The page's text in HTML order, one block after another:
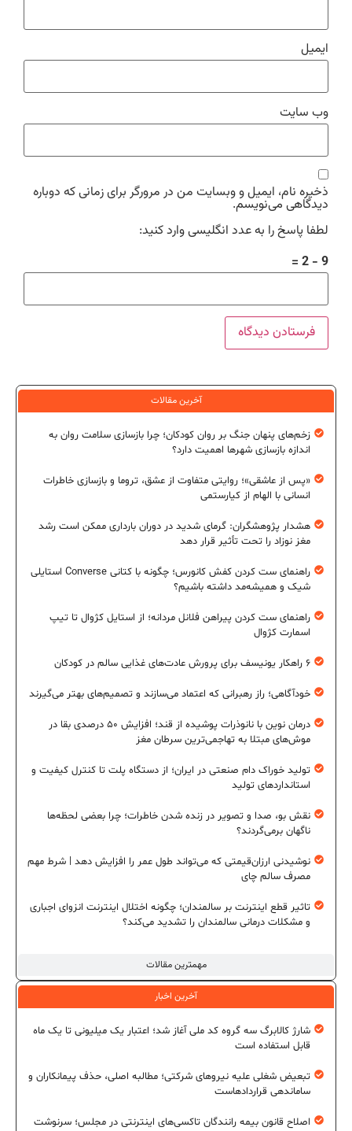
ایمیل
وب‌ سایت
ذخیره نام، ایمیل و وبسایت من در مرورگر برای زمانی که دوباره
دیدگاهی می‌نویسم.
لطفا پاسخ را به عدد انگلیسی وارد کنید:
9 − 2 =
آخرین مقالات
مهمترین مقالات
زخم‌های پنهان جنگ بر روان کودکان؛ چرا بازسازی سلامت روان به
اندازه بازسازی شهرها اهمیت دارد؟
«پس از عاشقی»؛ روایتی متفاوت از عشق، تروما و بازسازی خاطرات
انسانی با الهام از کیارستمی
هشدار پژوهشگران: گرمای شدید در دوران بارداری ممکن است رشد
مغز نوزاد را تحت تأثیر قرار دهد
راهنمای ست کردن کفش کانورس؛ چگونه با کتانی Converse استایلی
شیک و همیشه‌مد داشته باشیم؟
راهنمای ست کردن پیراهن فلانل مردانه؛ از استایل کژوال تا تیپ
اسمارت کژوال
۶ راهکار یونیسف برای پرورش عادت‌های غذایی سالم در کودکان
خودآگاهی؛ راز رهبرانی که اعتماد می‌سازند و تصمیم‌های بهتر می‌گیرند
درمان نوین با نانوذرات پوشیده از قند؛ افزایش ۵۰ درصدی بقا در
موش‌های مبتلا به تهاجمی‌ترین سرطان مغز
تولید خوراک دام صنعتی در ایران؛ از دستگاه پلت تا کنترل کیفیت و
استانداردهای تولید
نقش بو، صدا و تصویر در زنده شدن خاطرات؛ چرا بعضی لحظه‌ها
ناگهان برمی‌گردند؟
نوشیدنی ارزان‌قیمتی که می‌تواند طول عمر را افزایش دهد | شرط مهم
مصرف سالم چای
تاثیر قطع اینترنت بر سالمندان؛ چگونه اختلال اینترنت انزوای اجباری
و مشکلات درمانی سالمندان را تشدید می‌کند؟
آخرین اخبار
شارژ کالابرگ سه گروه کد ملی آغاز شد؛ اعتبار یک میلیونی تا یک ماه
قابل استفاده است
تبعیض شغلی علیه نیروهای شرکتی؛ مطالبه اصلی، حذف پیمانکاران و
ساماندهی قراردادهاست
اصلاح قانون بیمه رانندگان تاکسی‌های اینترنتی در مجلس؛ سرنوشت